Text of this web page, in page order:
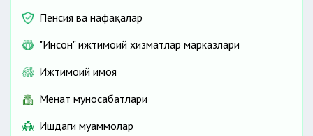
Пенсия ва нафақалар
"Инсон" ижтимоий хизматлар марказлари
Ижтимоий ҳимоя
Меҳнат муносабатлари
Ишдаги муаммолар